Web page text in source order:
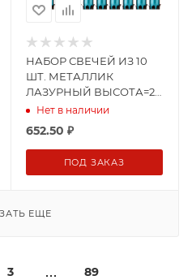
НАБОР СВЕЧЕЙ ИЗ 10
ШТ. МЕТАЛЛИК
ЛАЗУРНЫЙ ВЫСОТА=24
СМ. (348-640)
Нет в наличии
652.50 ₽
ПОД ЗАКАЗ
ЕЩЕ
3 89